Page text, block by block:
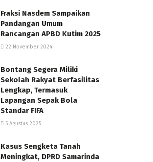
Fraksi Nasdem Sampaikan
Pandangan Umum
Rancangan APBD Kutim 2025
22 November 2024
Bontang Segera Miliki
Sekolah Rakyat Berfasilitas
Lengkap, Termasuk
Lapangan Sepak Bola
Standar FIFA
5 Agustus 2025
Kasus Sengketa Tanah
Meningkat, DPRD Samarinda